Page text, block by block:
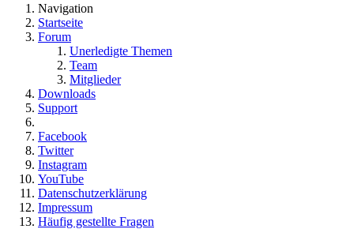
Navigation
Startseite
Forum
Unerledigte Themen
Team
Mitglieder
Downloads
Support
Facebook
Twitter
Instagram
YouTube
Datenschutzerklärung
Impressum
Häufig gestellte Fragen